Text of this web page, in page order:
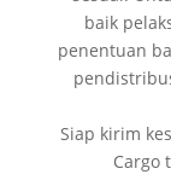
baik
penentuan
Siap kirim
Cargo